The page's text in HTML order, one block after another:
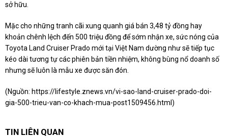
sở hữu.
Mặc cho những tranh cãi xung quanh giá bán 3,48 tỷ đồng hay
khoản chênh lệch đến 500 triệu đồng để sớm nhận xe, sức nóng của
Toyota Land Cruiser Prado mới tại Việt Nam dường như sẽ tiếp tục
kéo dài tương tự các phiên bản tiền nhiệm, không bùng nổ doanh số
nhưng sẽ luôn là mẫu xe được săn đón.
(Nguồn: https://lifestyle.znews.vn/vi-sao-land-cruiser-prado-doi-
gia-500-trieu-van-co-khach-mua-post1509456.html )
TIN LIÊN QUAN